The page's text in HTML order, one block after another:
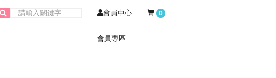
會員中心
會員專區
0